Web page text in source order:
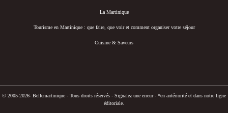
La Martinique
Tourisme en Martinique : que faire, que voir et comment organiser votre séjour
Cuisine & Saveurs
© 2005-2026- Bellemartinique - Tous droits réservés - Signalez une erreur - *en antériorité et dans notre ligne
éditoriale.